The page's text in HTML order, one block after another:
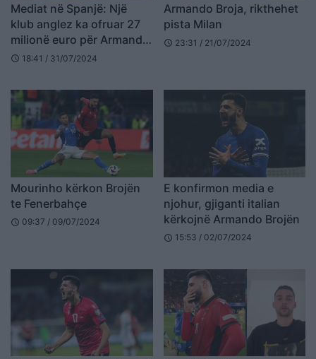
Mediat në Spanjë: Një
klub anglez ka ofruar 27
milionë euro për Armando
Brojën
schedule 18:41 / 31/07/2024
Armando Broja, rikthehet
pista Milan
schedule 23:31 / 21/07/2024
Mourinho kërkon Brojën
te Fenerbahçe
schedule 09:37 / 09/07/2024
E konfirmon media e
njohur, gjiganti italian
kërkojnë Armando Brojën
schedule 15:53 / 02/07/2024